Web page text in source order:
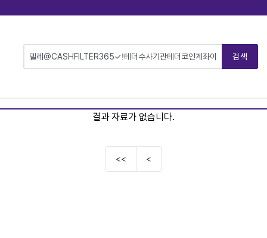
검색
결과 자료가 없습니다.
<< <